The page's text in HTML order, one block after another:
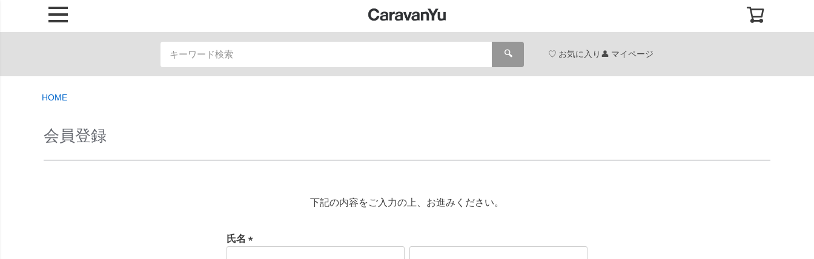
🔍 お気に入り マイページ
HOME
会員登録
下記の内容をご入力の上、お進みください。
氏名